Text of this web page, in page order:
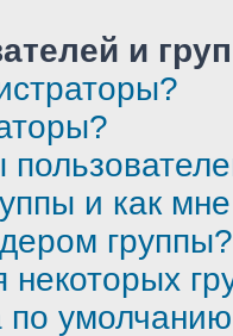
и
и как
группы?
некоторых
по